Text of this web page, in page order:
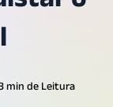
min de Leitura